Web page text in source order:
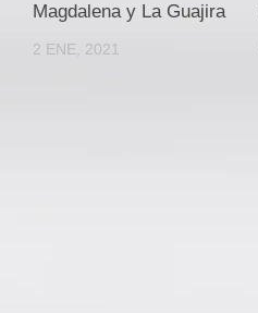
Magdalena y La Guajira
2 ENE, 2021